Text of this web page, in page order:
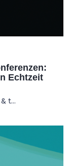
Echtzeit
t...